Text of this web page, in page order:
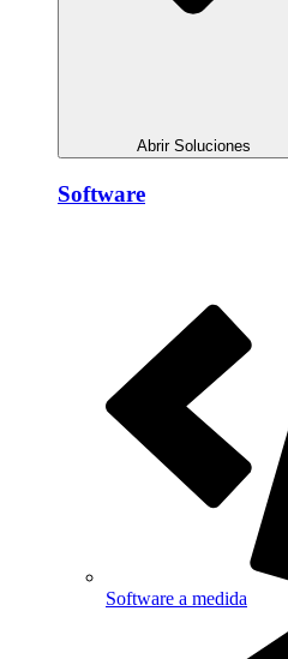
Abrir Soluciones
Software
Software a medida